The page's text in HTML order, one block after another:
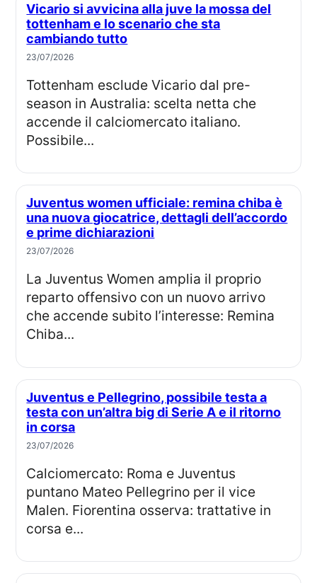
Vicario si avvicina alla juve la mossa del
tottenham e lo scenario che sta
cambiando tutto
23/07/2026
Tottenham esclude Vicario dal pre-
season in Australia: scelta netta che
accende il calciomercato italiano.
Possibile...
Juventus women ufficiale: remina chiba è
una nuova giocatrice, dettagli dell’accordo
e prime dichiarazioni
23/07/2026
La Juventus Women amplia il proprio
reparto offensivo con un nuovo arrivo
che accende subito l’interesse: Remina
Chiba...
Juventus e Pellegrino, possibile testa a
testa con un’altra big di Serie A e il ritorno
in corsa
23/07/2026
Calciomercato: Roma e Juventus
puntano Mateo Pellegrino per il vice
Malen. Fiorentina osserva: trattative in
corsa e...